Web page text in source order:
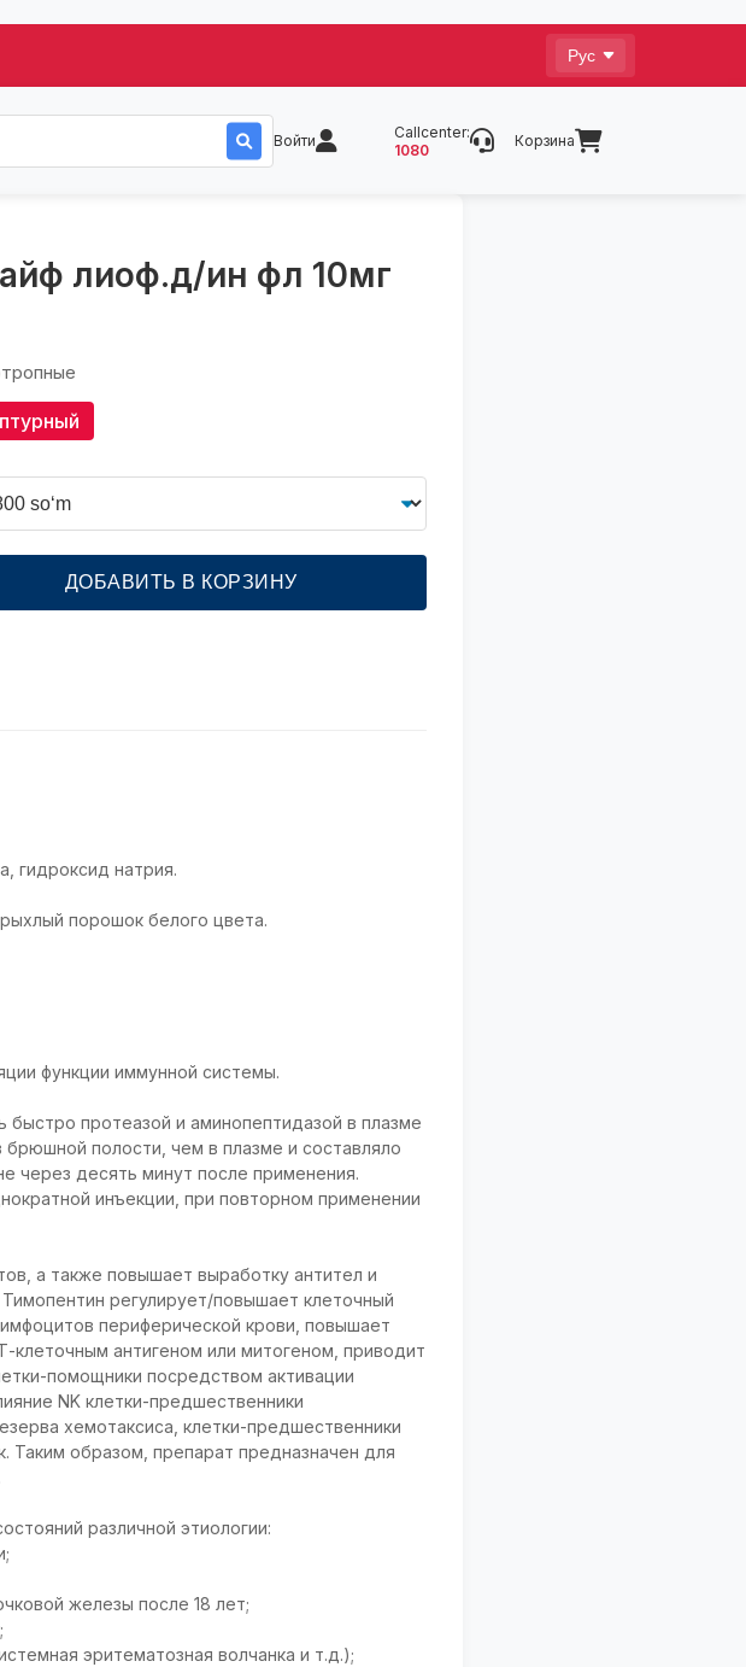
Войти
Callcenter:
1080
Корзина
лиоф.д/ин фл 10мг
ДОБАВИТЬ В КОРЗИНУ
гидроксид натрия.
порошок белого цвета.
функции иммунной системы.
протеазой и аминопептидазой в плазме
полости, чем в плазме и составляло
через десять минут после применения.
инъекции, при повторном применении
а также повышает выработку антител и
регулирует/повышает клеточный
периферической крови, повышает
клеточным антигеном или митогеном, приводит
помощники посредством активации
NK клетки-предшественники
хемотаксиса, клетки-предшественники
Таким образом, препарат предназначен для
различной этиологии:
железы после 18 лет;
эритематозная волчанка и т.д.);